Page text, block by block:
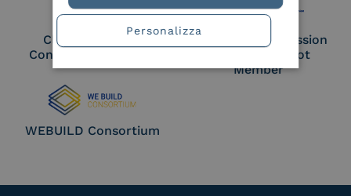
Cloud Signature
Consortium Member
European Commission
Large Scale Pilot
Member
WEBUILD Consortium
Personalizza